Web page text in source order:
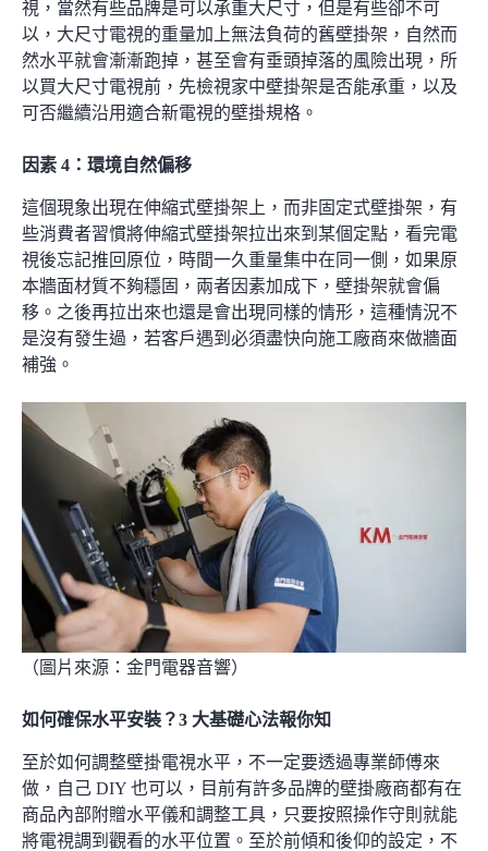
視，當然有些品牌是可以承重大尺寸，但是有些卻不可
以，大尺寸電視的重量加上無法負荷的舊壁掛架，自然而
然水平就會漸漸跑掉，甚至會有垂頭掉落的風險出現，所
以買大尺寸電視前，先檢視家中壁掛架是否能承重，以及
可否繼續沿用適合新電視的壁掛規格。
因素 4 ： 環境自然偏移
這個現象出現在伸縮式壁掛架上，而非固定式壁掛架，有
些消費者習慣將伸縮式壁掛架拉出來到某個定點，看完電
視後忘記推回原位，時間一久重量集中在同一側，如果原
本牆面材質不夠穩固，兩者因素加成下，壁掛架就會偏
移。之後再拉出來也還是會出現同樣的情形， 這種情況不
是沒有發生過，若客戶遇到必須盡快向施工廠商來做牆面
補強。
（圖片來源： 金門電器音響）
如何確保水平安裝？3 大基礎心法報你知
至於如何調整壁掛電視水平，不一定要透過專業師傅來
做，自己 DIY 也可以，目前有許多品牌的壁掛廠商都有在
商品內部附贈水平儀和調整工具，只要按照操作守則就能
將電視調到觀看的水平位置。至於前傾和後仰的設定，不